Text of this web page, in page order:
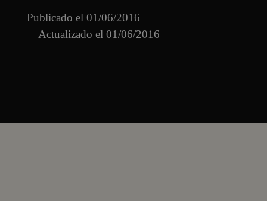
Publicado el 01/06/2016
Actualizado el 01/06/2016